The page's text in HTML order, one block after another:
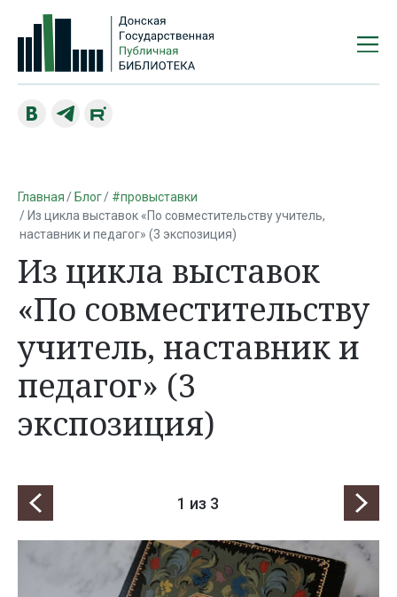
Главная Блог
#провыставки
Из цикла выставок «По совместительству учитель,
наставник и педагог» (3 экспозиция)
Из цикла выставок
«По совместительству
учитель, наставник и
педагог» (3
экспозиция)
1 из 3